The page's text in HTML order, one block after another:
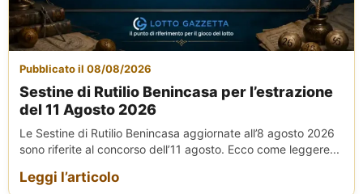
Pubblicato il 08/08/2026
Sestine di Rutilio Benincasa per l’estrazione
del 11 Agosto 2026
Le Sestine di Rutilio Benincasa aggiornate all’8 agosto 2026
sono riferite al concorso dell’11 agosto. Ecco come leggere...
Leggi l’articolo